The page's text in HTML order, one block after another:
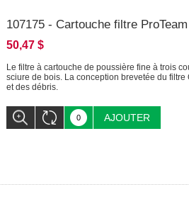
107175 - Cartouche filtre
50,47 $
Le filtre à cartouche de poussière fine à trois
sciure de bois. La conception brevetée du
et des débris.
AJOUTER